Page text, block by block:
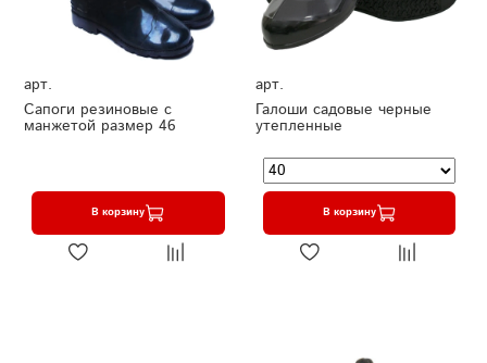
арт.
Сапоги резиновые с
манжетой размер 46
В корзину
арт.
Галоши садовые черные
утепленные
В корзину